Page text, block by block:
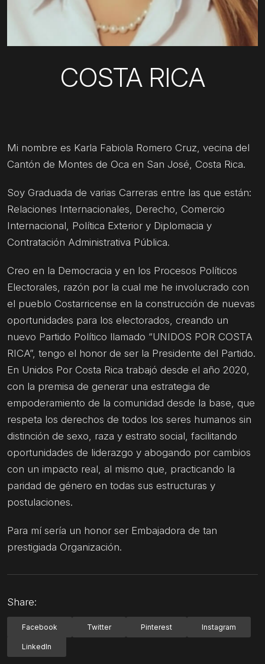
COSTA RICA
Mi nombre es Karla Fabiola Romero Cruz, vecina del
Cantón de Montes de Oca en San José, Costa Rica.
Soy Graduada de varias Carreras entre las que están:
Relaciones Internacionales, Derecho, Comercio
Internacional, Política Exterior y Diplomacia y
Contratación Administrativa Pública.
Creo en la Democracia y en los Procesos Políticos
Electorales, razón por la cual me he involucrado con
el pueblo Costarricense en la construcción de nuevas
oportunidades para los electorados, creando un
nuevo Partido Político llamado “UNIDOS POR COSTA
RICA”, tengo el honor de ser la Presidente del Partido.
En Unidos Por Costa Rica trabajó desde el año 2020,
con la premisa de generar una estrategia de
empoderamiento de la comunidad desde la base, que
respeta los derechos de todos los seres humanos sin
distinción de sexo, raza y estrato social, facilitando
oportunidades de liderazgo y abogando por cambios
con un impacto real, al mismo que, practicando la
paridad de género en todas sus estructuras y
postulaciones.
Para mí sería un honor ser Embajadora de tan
prestigiada Organización.
Share:
Facebook Twitter Pinterest Instagram
LinkedIn